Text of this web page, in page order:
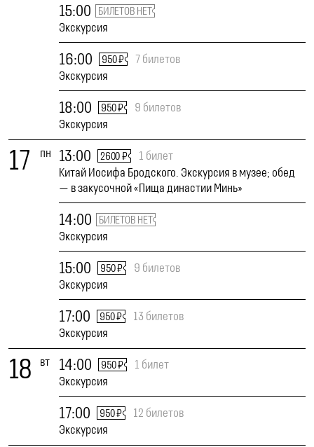
15:00 БИЛЕТОВ НЕТ
Экскурсия
16:00 950 ₽
7 билетов
Экскурсия
18:00 950 ₽
9 билетов
Экскурсия
17 пн 13:00 2600 ₽
1 билет
Китай Иосифа Бродского. Экскурсия в музее; обед
— в закусочной «Пища династии Минь»
14:00 БИЛЕТОВ НЕТ
Экскурсия
15:00 950 ₽
9 билетов
Экскурсия
17:00 950 ₽
13 билетов
Экскурсия
18 вт 14:00 950 ₽
1 билет
Экскурсия
17:00 950 ₽
12 билетов
Экскурсия